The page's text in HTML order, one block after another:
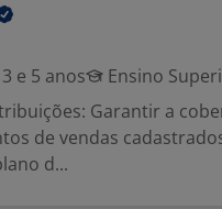
e 5 anos Ensino
Garantir a
de vendas
d...